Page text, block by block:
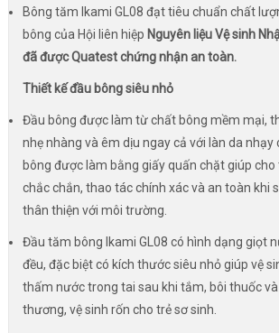
Bông tăm Ikami GL08 đạt tiêu chuẩn chất
bông của Hội liên hiệp Nguyên liệu Vệ sinh
đã được Quatest chứng nhận an toàn.
Thiết kế đầu bông siêu nhỏ
Đầu bông được làm từ chất bông mềm mại,
nhẹ nhàng và êm dịu ngay cả với làn da
bông được làm bằng giấy quấn chặt giúp
chắc chắn, thao tác chính xác và an toàn khi
thân thiện với môi trường.
Đầu tăm bông Ikami GL08 có hình dạng giọt
đều, đặc biệt có kích thước siêu nhỏ giúp vệ
thấm nước trong tai sau khi tắm, bôi thuốc và
thương, vệ sinh rốn cho trẻ sơ sinh.